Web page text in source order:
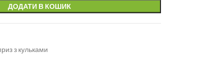
ДОДАТИ В КОШИК
з кульками